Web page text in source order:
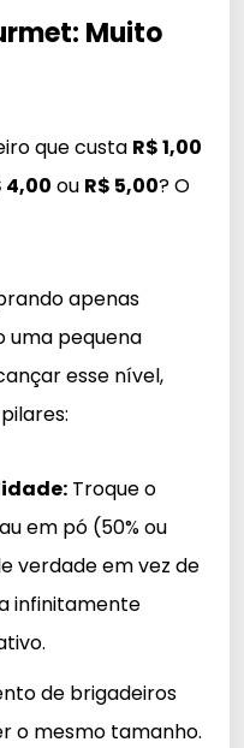
Muito
que custa R$ 1,00
4,00 ou R$ 5,00? O
apenas
uma pequena
esse nível,
Troque o
em pó (50% ou
verdade em vez de
infinitamente
de brigadeiros
o mesmo tamanho.